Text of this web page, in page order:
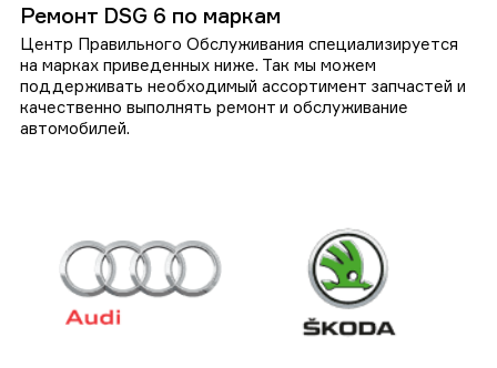
Ремонт DSG 6 по маркам
Центр Правильного Обслуживания специализируется
на марках приведенных ниже. Так мы можем
поддерживать необходимый ассортимент запчастей и
качественно выполнять ремонт и обслуживание
автомобилей.